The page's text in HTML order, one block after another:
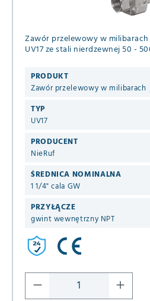
Zawór przelewowy w milibarach
UV17 ze stali nierdzewnej 50 -
PRODUKT
Zawór przelewowy w milibarach
TYP
UV17
PRODUCENT
NieRuf
ŚREDNICA NOMINALNA
1 1/4" cala GW
PRZYŁĄCZE
gwint wewnętrzny NPT